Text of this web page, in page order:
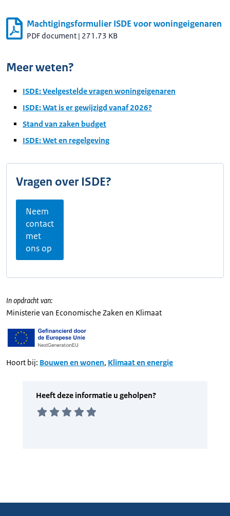
Machtigingsformulier ISDE voor woningeigenaren
PDF document | 271.73 KB
Meer weten?
ISDE: Veelgestelde vragen woningeigenaren
ISDE: Wat is er gewijzigd vanaf 2026?
Stand van zaken budget
ISDE: Wet en regelgeving
Vragen over ISDE?
Neem
contact
met
ons op
In opdracht van:
Ministerie van Economische Zaken en Klimaat
Hoort bij: Bouwen en wonen, Klimaat en energie